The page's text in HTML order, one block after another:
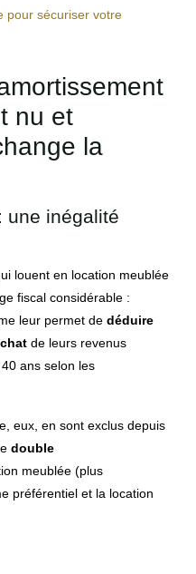
pour sécuriser votre
nu et
la
une inégalité
louent en location meublée
fiscal considérable :
leur permet de déduire
de leurs revenus
ans selon les
eux, en sont exclus depuis
double
meublée (plus
préférentiel et la location